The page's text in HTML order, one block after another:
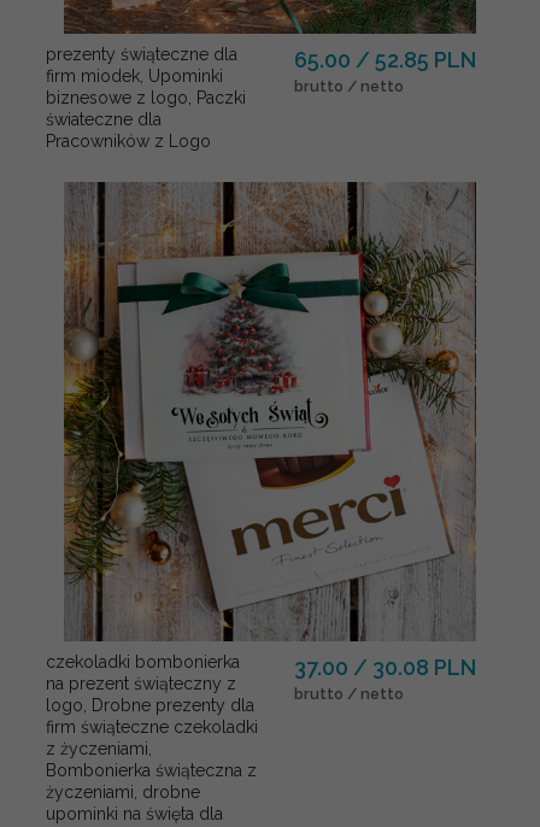
prezenty świąteczne dla
firm miodek, Upominki
biznesowe z logo, Paczki
świateczne dla
Pracowników z Logo
65.00 / 52.85 PLN
brutto / netto
czekoladki bombonierka
na prezent świąteczny z
logo, Drobne prezenty dla
firm świąteczne czekoladki
z życzeniami,
Bombonierka świąteczna z
życzeniami, drobne
upominki na święta dla
37.00 / 30.08 PLN
brutto / netto